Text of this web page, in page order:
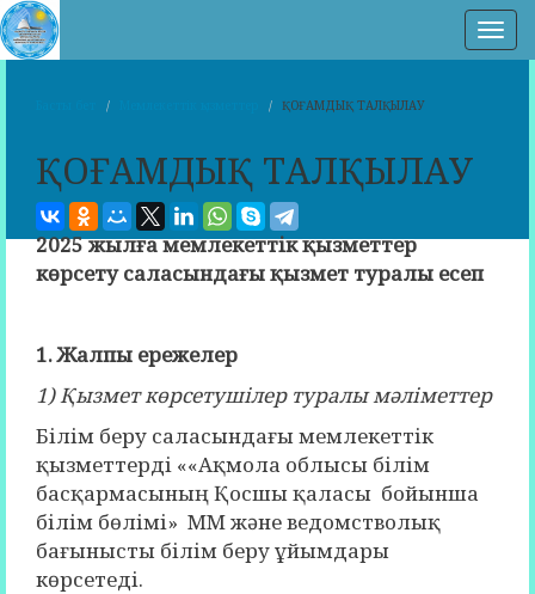
ҚОҒАМДЫҚ ТАЛҚЫЛАУ
ҚОҒАМДЫҚ ТАЛҚЫЛАУ
2025 жылға мемлекеттік қызметтер
көрсету саласындағы қызмет туралы есеп
1. Жалпы ережелер
1) Қызмет көрсетушілер туралы мәліметтер
Білім беру саласындағы мемлекеттік
қызметтерді ««Ақмола облысы білім
басқармасының Қосшы қаласы бойынша
білім бөлімі» ММ және ведомстволық
бағынысты білім беру ұйымдары
көрсетеді.